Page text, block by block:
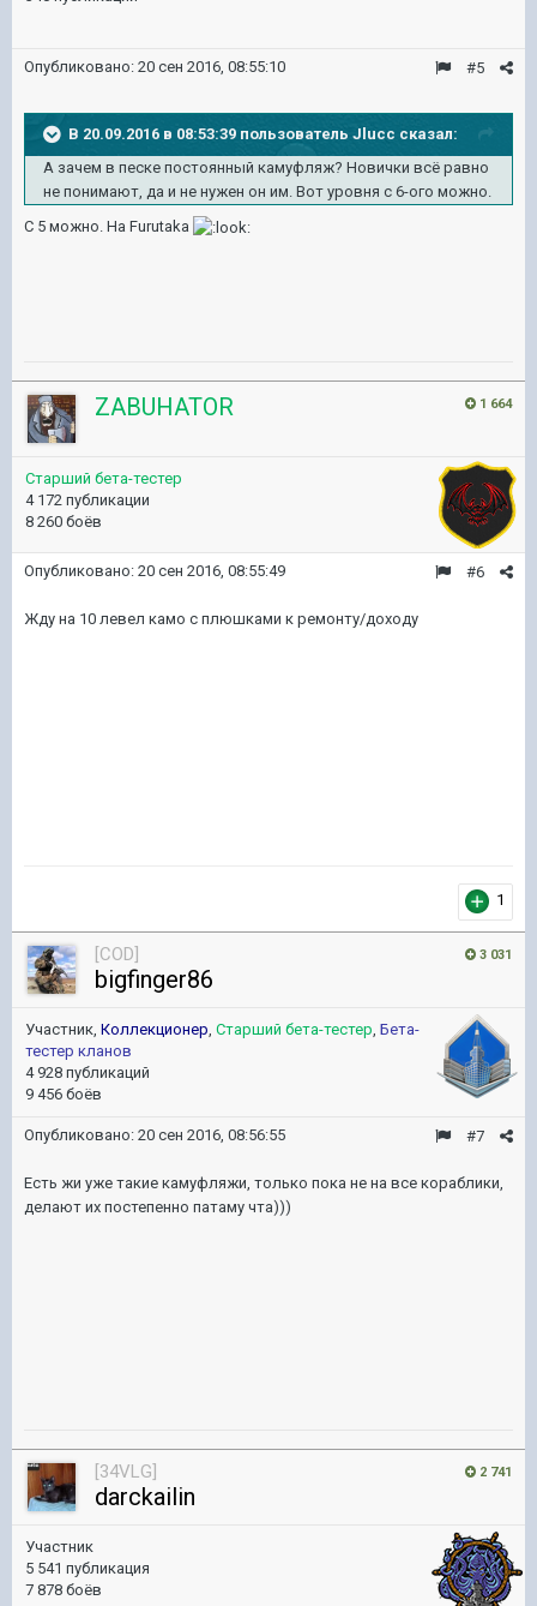
#5
Опубликовано: 20 сен 2016, 08:55:10
В 20.09.2016 в 08:53:39 пользователь Jlucc сказал:
А зачем в песке постоянный камуфляж? Новички всё равно
не понимают, да и не нужен он им. Вот уровня с 6-ого можно.
С 5 можно. На Furutaka
1 664
ZABUHATOR
Старший бета-тестер
4 172 публикации
8 260 боёв
#6
Опубликовано: 20 сен 2016, 08:55:49
Жду на 10 левел камо с плюшками к ремонту/доходу
1
3 031
[COD]
bigfinger86
Участник, Коллекционер, Старший бета-тестер, Бета-
тестер кланов
4 928 публикаций
9 456 боёв
#7
Опубликовано: 20 сен 2016, 08:56:55
Есть жи уже такие камуфляжи, только пока не на все кораблики,
делают их постепенно патаму чта)))
2 741
[34VLG]
darckailin
Участник
5 541 публикация
7 878 боёв